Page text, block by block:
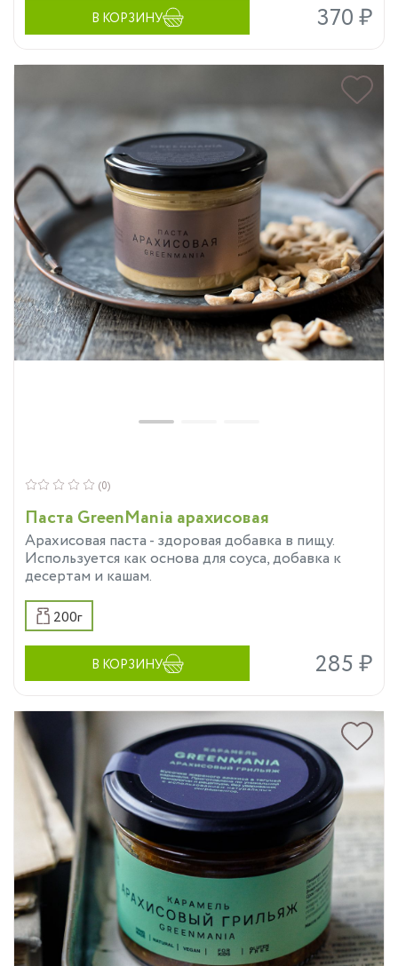
В КОРЗИНУ 370 ₽
Паста GreenMania арахисовая
Арахисовая паста - здоровая добавка в пищу.
Используется как основа для соуса, добавка к
десертам и кашам.
(0)
200г
В КОРЗИНУ 285 ₽